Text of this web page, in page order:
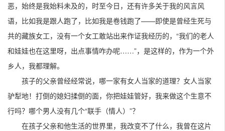
恶，始终是我始料未及的，时至今日，还有许多关于我的风言风
语，比如我是跟人跑了，比如我是卷钱跑了——即使是曾经生死与
共的藏族女工，没有一个女工敢站出来作证我经历的，“我们的老人
和娃娃也在这里呀，出点事情咋办呢……”，是这样的，作为一个外
乡人，我都理解。
孩子的父亲曾经经常说，哪一家有女人当家的道理？女人当家
驴犁地！打倒的媳妇揉倒的面，你把娃娃管好，我来做这个生意不
行吗？哪个男人没有几个“联手（情人）”？
在孩子父亲和他生活的世界里，我改变不了什么，我曾在这片